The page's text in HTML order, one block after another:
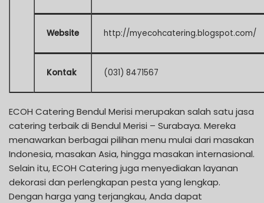
Website http://myecohcatering.blogspot.com/
Kontak (031) 8471567
ECOH Catering Bendul Merisi merupakan salah satu jasa
catering terbaik di Bendul Merisi – Surabaya. Mereka
menawarkan berbagai pilihan menu mulai dari masakan
Indonesia, masakan Asia, hingga masakan internasional.
Selain itu, ECOH Catering juga menyediakan layanan
dekorasi dan perlengkapan pesta yang lengkap.
Dengan harga yang terjangkau, Anda dapat